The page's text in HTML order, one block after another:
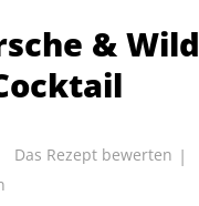
& Wild
Das Rezept bewerten |